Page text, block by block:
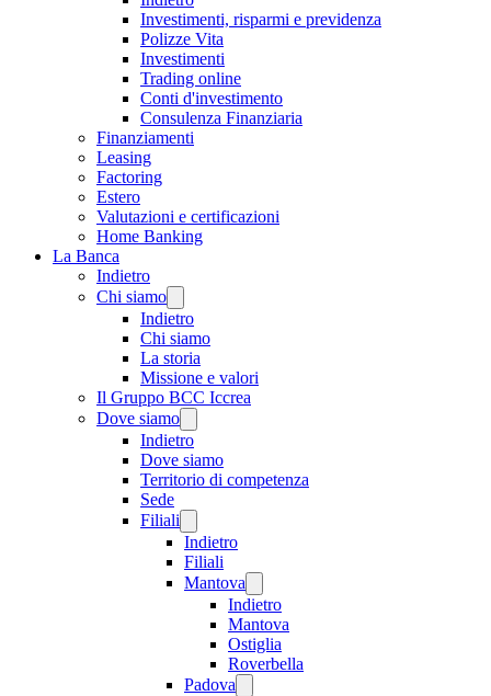
Investimenti, risparmi e previdenza
Polizze Vita
Investimenti
Trading online
Conti d'investimento
Consulenza Finanziaria
Finanziamenti
Leasing
Factoring
Estero
Valutazioni e certificazioni
Home Banking
La Banca
Indietro
Chi siamo
Indietro
Chi siamo
La storia
Missione e valori
Il Gruppo BCC Iccrea
Dove siamo
Indietro
Dove siamo
Territorio di competenza
Sede
Filiali
Indietro
Filiali
Mantova
Indietro
Mantova
Ostiglia
Roverbella
Padova